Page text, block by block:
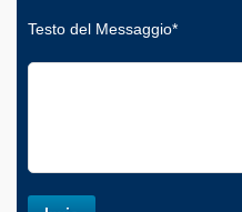
Testo del Messaggio*